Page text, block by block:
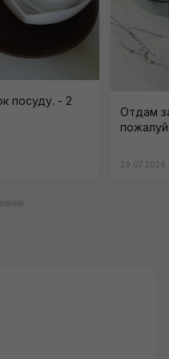
посуду. - 2
Отдам
29.07.2026